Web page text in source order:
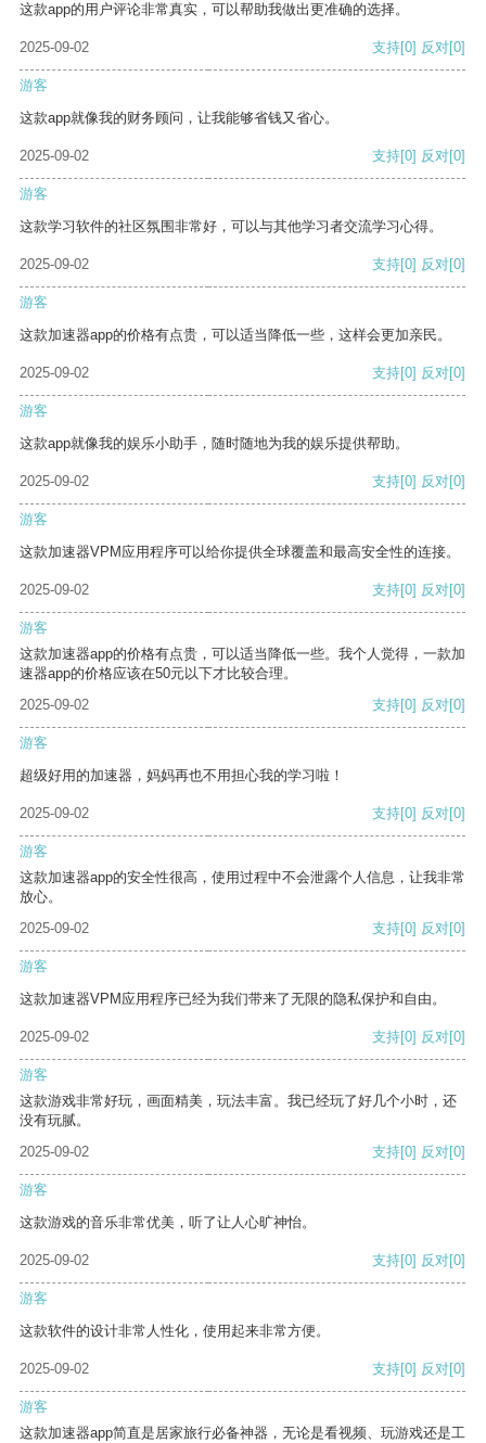
这款app的用户评论非常真实，可以帮助我做出更准确的选择。
2025-09-02 支持[0] 反对[0]
游客
这款app就像我的财务顾问，让我能够省钱又省心。
2025-09-02 支持[0] 反对[0]
游客
这款学习软件的社区氛围非常好，可以与其他学习者交流学习心得。
2025-09-02 支持[0] 反对[0]
游客
这款加速器app的价格有点贵，可以适当降低一些，这样会更加亲民。
2025-09-02 支持[0] 反对[0]
游客
这款app就像我的娱乐小助手，随时随地为我的娱乐提供帮助。
2025-09-02 支持[0] 反对[0]
游客
这款加速器VPM应用程序可以给你提供全球覆盖和最高安全性的连接。
2025-09-02 支持[0] 反对[0]
游客
这款加速器app的价格有点贵，可以适当降低一些。我个人觉得，一款加
速器app的价格应该在50元以下才比较合理。
2025-09-02
支持[0] 反对[0]
游客
超级好用的加速器，妈妈再也不用担心我的学习啦！
2025-09-02 支持[0] 反对[0]
游客
这款加速器app的安全性很高，使用过程中不会泄露个人信息，让我非常
放心。
2025-09-02
支持[0] 反对[0]
游客
这款加速器VPM应用程序已经为我们带来了无限的隐私保护和自由。
2025-09-02 支持[0] 反对[0]
游客
这款游戏非常好玩，画面精美，玩法丰富。我已经玩了好几个小时，还
没有玩腻。
2025-09-02
支持[0] 反对[0]
游客
这款游戏的音乐非常优美，听了让人心旷神怡。
2025-09-02 支持[0] 反对[0]
游客
这款软件的设计非常人性化，使用起来非常方便。
2025-09-02 支持[0] 反对[0]
游客
这款加速器app简直是居家旅行必备神器，无论是看视频、玩游戏还是工